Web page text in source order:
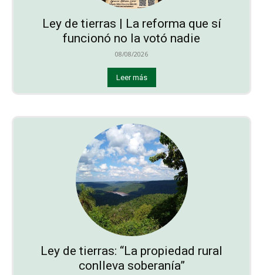
Ley de tierras | La reforma que sí
funcionó no la votó nadie
08/08/2026
Leer más
Ley de tierras: “La propiedad rural
conlleva soberanía”